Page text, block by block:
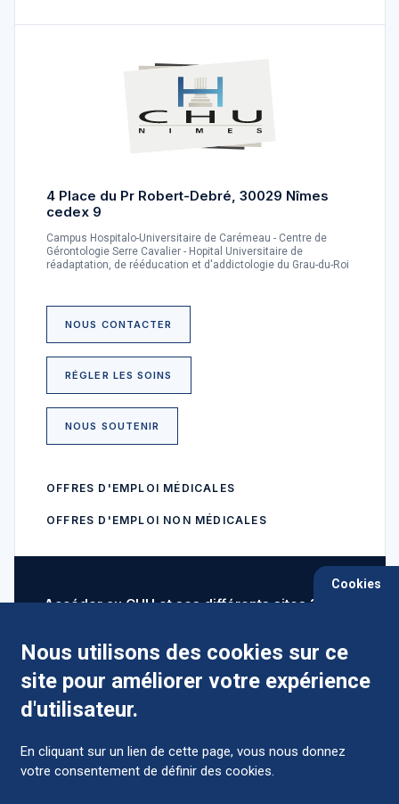
4 Place du Pr Robert-Debré, 30029 Nîmes
cedex 9
Campus Hospitalo-Universitaire de Carémeau - Centre de
Gérontologie Serre Cavalier - Hopital Universitaire de
réadaptation, de rééducation et d'addictologie du Grau-du-Roi
NOUS CONTACTER
RÉGLER LES SOINS
NOUS SOUTENIR
OFFRES D'EMPLOI MÉDICALES
OFFRES D'EMPLOI NON MÉDICALES
Accéder au CHU et ses différents sites ?
Comment préparer mon hospitalisation ?
Cookies
Nous utilisons des cookies sur ce
site pour améliorer votre expérience
d'utilisateur.
En cliquant sur un lien de cette page, vous nous donnez
votre consentement de définir des cookies.